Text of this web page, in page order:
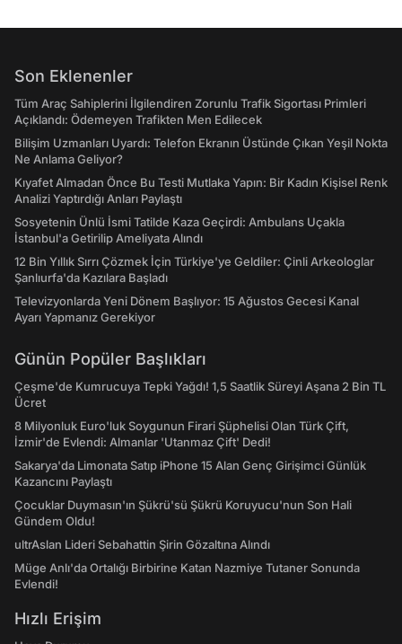
Son Eklenenler
Tüm Araç Sahiplerini İlgilendiren Zorunlu Trafik Sigortası Primleri
Açıklandı: Ödemeyen Trafikten Men Edilecek
Bilişim Uzmanları Uyardı: Telefon Ekranın Üstünde Çıkan Yeşil Nokta
Ne Anlama Geliyor?
Kıyafet Almadan Önce Bu Testi Mutlaka Yapın: Bir Kadın Kişisel Renk
Analizi Yaptırdığı Anları Paylaştı
Sosyetenin Ünlü İsmi Tatilde Kaza Geçirdi: Ambulans Uçakla
İstanbul'a Getirilip Ameliyata Alındı
12 Bin Yıllık Sırrı Çözmek İçin Türkiye'ye Geldiler: Çinli Arkeologlar
Şanlıurfa'da Kazılara Başladı
Televizyonlarda Yeni Dönem Başlıyor: 15 Ağustos Gecesi Kanal
Ayarı Yapmanız Gerekiyor
Günün Popüler Başlıkları
Çeşme'de Kumrucuya Tepki Yağdı! 1,5 Saatlik Süreyi Aşana 2 Bin TL
Ücret
8 Milyonluk Euro'luk Soygunun Firari Şüphelisi Olan Türk Çift,
İzmir'de Evlendi: Almanlar 'Utanmaz Çift' Dedi!
Sakarya'da Limonata Satıp iPhone 15 Alan Genç Girişimci Günlük
Kazancını Paylaştı
Çocuklar Duymasın'ın Şükrü'sü Şükrü Koruyucu'nun Son Hali
Gündem Oldu!
ultrAslan Lideri Sebahattin Şirin Gözaltına Alındı
Müge Anlı'da Ortalığı Birbirine Katan Nazmiye Tutaner Sonunda
Evlendi!
Hızlı Erişim